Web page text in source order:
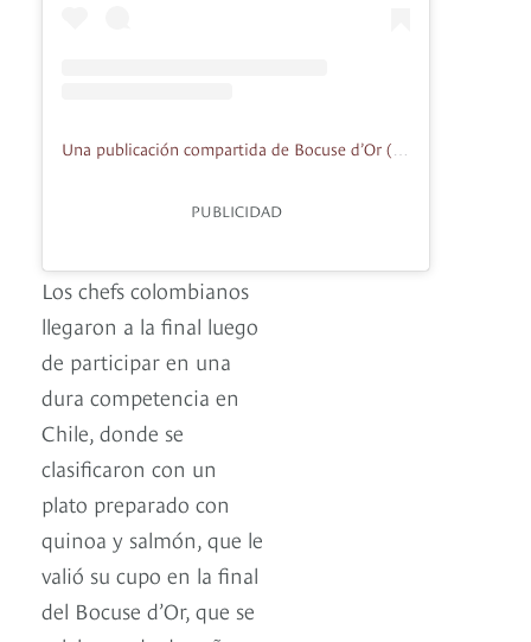
PUBLICIDAD
Los chefs colombianos
llegaron a la final luego
de participar en una
dura competencia en
Chile, donde se
clasificaron con un
plato preparado con
quinoa y salmón, que le
valió su cupo en la final
del Bocuse d’Or, que se